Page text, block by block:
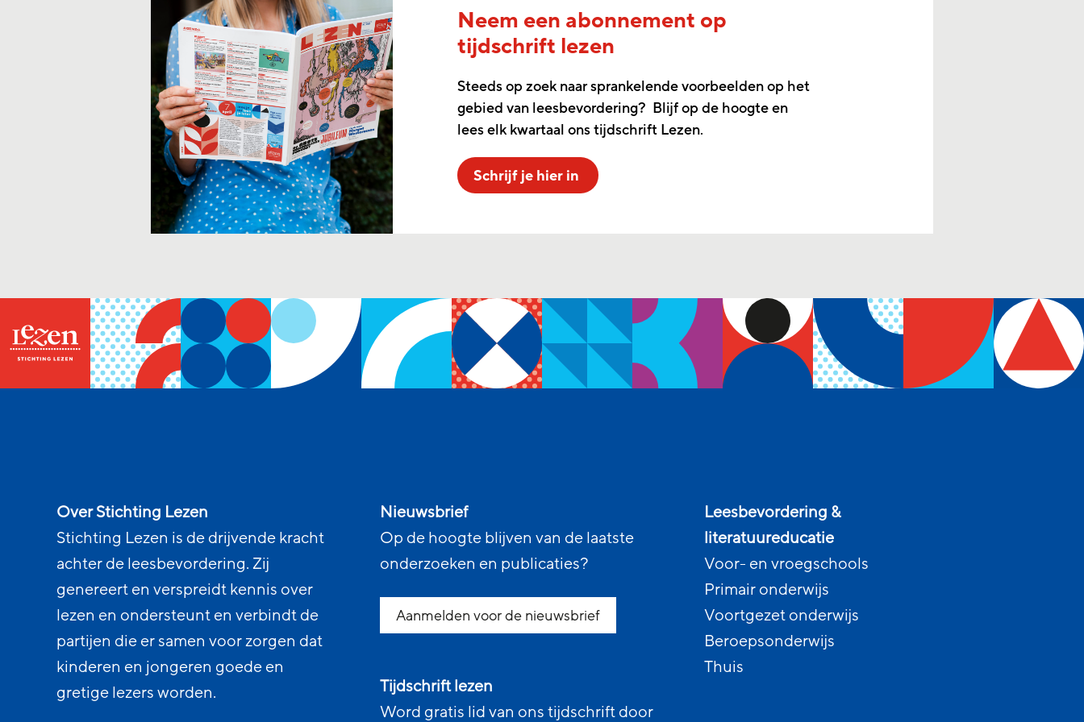
Neem een abonnement op
tijdschrift lezen
Steeds op zoek naar sprankelende voorbeelden op het
gebied van leesbevordering? Blijf op de hoogte en
lees elk kwartaal ons tijdschrift Lezen.
Schrijf je hier in
Over Stichting Lezen
Stichting Lezen is de drijvende kracht
achter de leesbevordering. Zij
genereert en verspreidt kennis over
lezen en ondersteunt en verbindt de
partijen die er samen voor zorgen dat
kinderen en jongeren goede en
gretige lezers worden.
Nieuwsbrief
Op de hoogte blijven van de laatste
onderzoeken en publicaties?
Aanmelden voor de nieuwsbrief
Tijdschrift lezen
Word gratis lid van ons tijdschrift door
Leesbevordering &
literatuureducatie
Voor- en vroegschools
Primair onderwijs
Voortgezet onderwijs
Beroepsonderwijs
Thuis